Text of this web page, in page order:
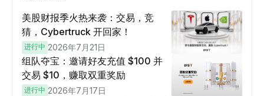
美股财报季火热来袭：交易，竞
猜，Cybertruck 开回家！
进行中 2026年7月21日
组队夺宝：邀请好友充值 $100 并
交易 $10，赚取双重奖励
进行中 2026年7月17日